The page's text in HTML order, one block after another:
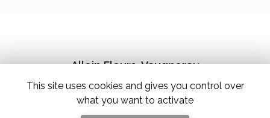
Alloin Fleurs, Vaugneray
17 Place du Marché, 69670 Vaugneray
Tel. 04 78 45 85 02
This site uses cookies and gives you control over
what you want to activate